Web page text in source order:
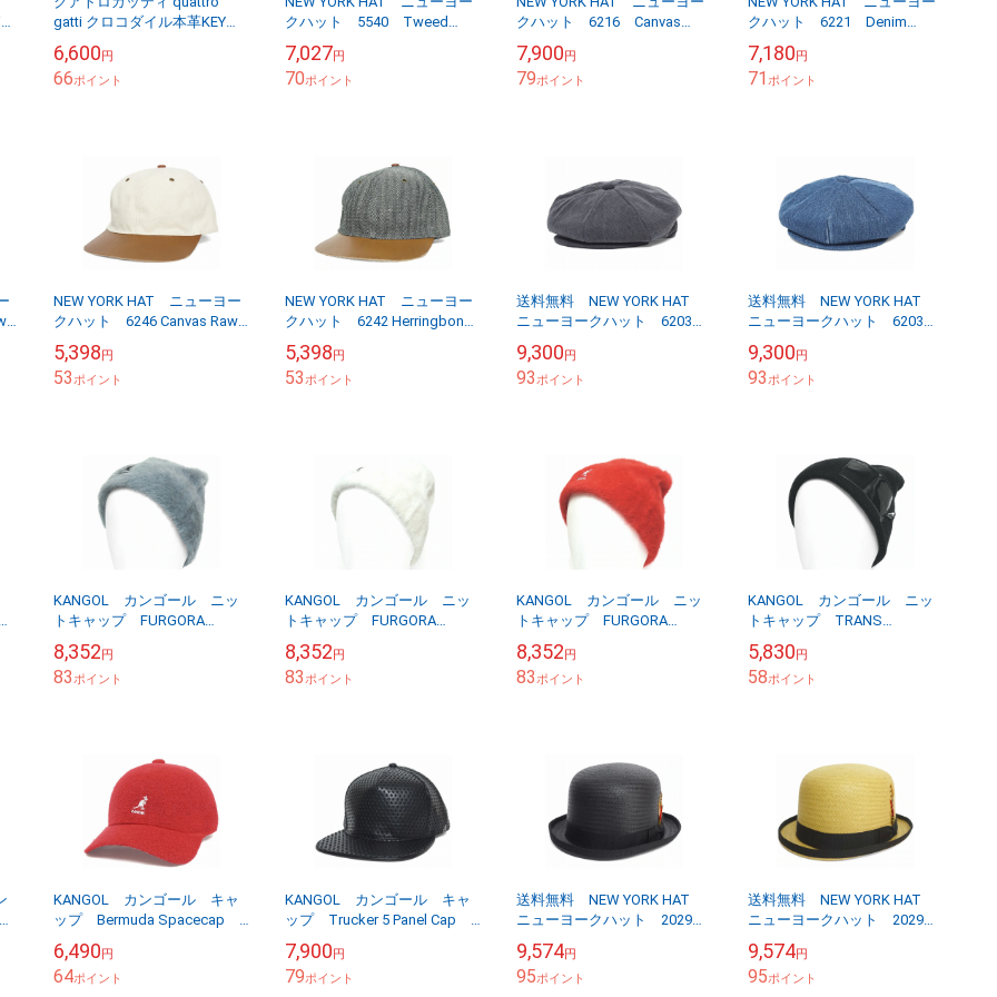
gatti クロコダイル本革KEY
6,600円
66ポイント
クハット 5540 Tweed
ジー グレー
7,027円
70ポイント
クハット 6216 Canvas
トファイア ナチュラル
7,900円
79ポイント
クハット 6221 Denim
チ スピットファイ...
7,180円
71ポイント
NEW YORK HAT ニューヨー
クハット 6246 Canvas Raw
ンバ...
5,398円
53ポイント
NEW YORK HAT ニューヨー
クハット 6242 Herringbone
5,398円
53ポイント
送料無料 NEW YORK HAT
ニューヨークハット 6203
リサイクル デニム...
9,300円
93ポイント
送料無料 NEW YORK HAT
ニューヨークハット 6203
リサイクル デニム...
9,300円
93ポイント
KANGOL カンゴール ニッ
トキャップ FURGORA
カル キャップ スレートグ
レー
8,352円
83ポイント
KANGOL カンゴール ニッ
トキャップ FURGORA
カル キャップ クリーム
8,352円
83ポイント
KANGOL カンゴール ニッ
トキャップ FURGORA
カル キャップ スカーレッ
ト
8,352円
83ポイント
KANGOL カンゴール ニッ
トキャップ TRANS
ー ブラック
5,830円
58ポイント
KANGOL カンゴール キャ
ップ Bermuda Spacecap
プ スカーレット
6,490円
64ポイント
KANGOL カンゴール キャ
ップ Trucker 5 Panel Cap
プ ブラック
7,900円
79ポイント
送料無料 NEW YORK HAT
ニューヨークハット 2029
ー スティンジー ダー...
9,574円
95ポイント
送料無料 NEW YORK HAT
ニューヨークハット 2029
ー スティンジー ダー...
9,574円
95ポイント